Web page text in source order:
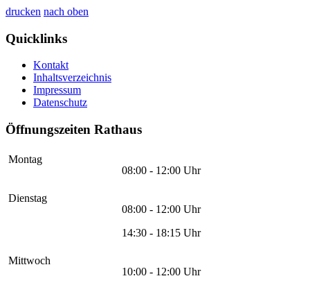
drucken nach oben
Quicklinks
Kontakt
Inhaltsverzeichnis
Impressum
Datenschutz
Öffnungszeiten Rathaus
Montag
08:00 - 12:00 Uhr
Dienstag
08:00 - 12:00 Uhr
14:30 - 18:15 Uhr
Mittwoch
10:00 - 12:00 Uhr